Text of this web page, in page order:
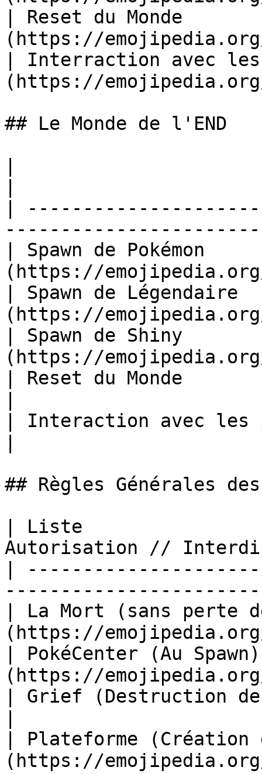
| Reset du Monde
(https://
| Interraction avec
(https://
## Le Monde de l'END
|
| Spawn de
(https://
| Spawn de
(https://
| Spawn de Shiny
(https://
| Reset du Monde
| Interaction avec les
## Règles Générales des
| Liste
Autorisation //
|
| La Mort (sans
(https://
| PokéCenter (Au
(https://
| Grief (Destruction
| Plateforme
(https://